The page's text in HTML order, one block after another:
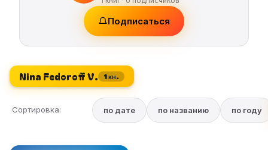
Подписаться
Nina Fedoroff V. 1 кн.
Сортировка: по дате по названию по году